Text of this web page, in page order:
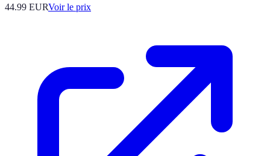
44.99 EURVoir le prix